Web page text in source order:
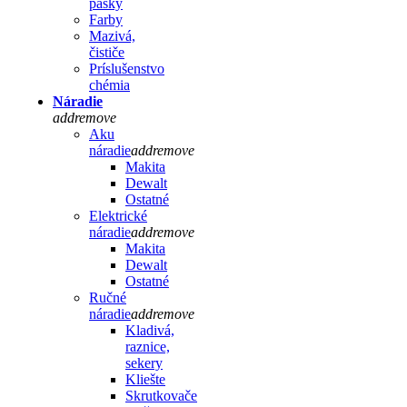
pásky
Farby
Mazivá,
čističe
Príslušenstvo
chémia
Náradie
addremove
Aku
náradieaddremove
Makita
Dewalt
Ostatné
Elektrické
náradieaddremove
Makita
Dewalt
Ostatné
Ručné
náradieaddremove
Kladivá,
raznice,
sekery
Kliešte
Skrutkovače